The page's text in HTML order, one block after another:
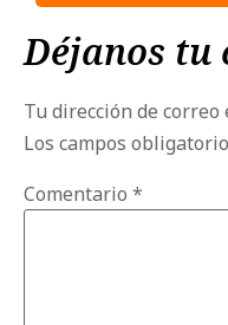
Déjanos tu
Tu dirección de
Los campos
Comentario *